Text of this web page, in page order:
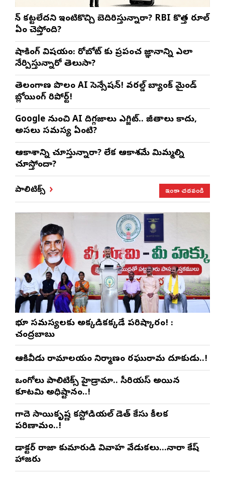
లోన్ కట్టలేదని ఇంటికొచ్చి బెదిరిస్తున్నారా? RBI కొత్త రూల్
ఏం చెప్తోంది?
షాకింగ్ విషయం: రోబోట్‌ కు ప్రపంచ జ్ఞానాన్ని ఎలా
నేర్పిస్తున్నారో తెలుసా?
తెలంగాణ పొలంలో AI సెన్సేషన్! వరల్డ్ బ్యాంక్ మైండ్
బ్లోయింగ్ రిపోర్ట్!
Google నుంచి AI దిగ్గజాలు ఎగ్జిట్.. జీతాలు కాదు,
అసలు సమస్య ఏంటి?
ఆకాశాన్ని చూస్తున్నారా? లేక ఆకాశమే మిమ్మల్ని
చూస్తోందా?
పాలిటిక్స్ ఇంకా చదవండి
భూ సమస్యలకు అక్కడికక్కడే పరిష్కారం! :
చంద్రబాబు
ఆకివీడు రామాలయం నిర్మాణంలో రఘురామ దూకుడు..!
ఒంగోలు పాలిటిక్స్‌లో హైడ్రామా.. సీరియస్ అయిన
కూటమి అధిష్టానం..!
గాదె సాయికృష్ణ కస్టోడియల్ డెత్ కేసులో కీలక
పరిణామం..!
డాక్టర్ రాజా కుమారుడి వివాహ వేడుకలు…నారా లోకేష్
హాజరు